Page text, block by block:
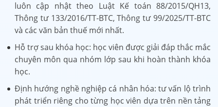
luôn cập nhật theo Luật Kế toán 88/2015/QH13,
Thông tư 133/2016/TT-BTC, Thông tư 99/2025/TT-BTC
và các văn bản thuế mới nhất.
Hỗ trợ sau khóa học: học viên được giải đáp thắc mắc
chuyên môn qua nhóm lớp sau khi hoàn thành khóa
học.
Định hướng nghề nghiệp cá nhân hóa: tư vấn lộ trình
phát triển riêng cho từng học viên dựa trên nền tảng